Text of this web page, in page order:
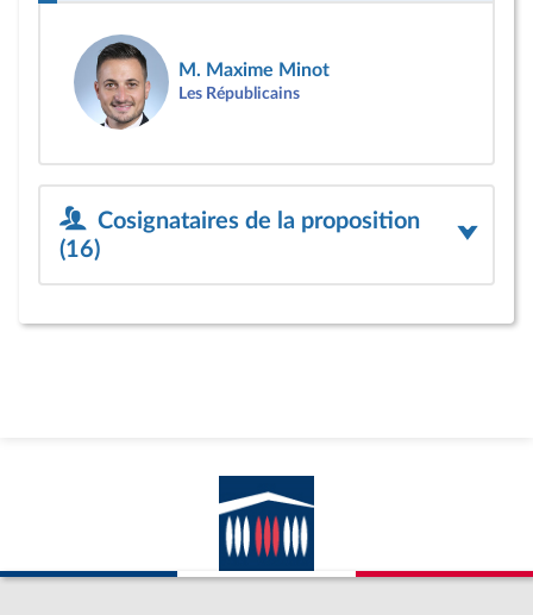
M. Maxime Minot
Les Républicains
Cosignataires de la proposition
(16)